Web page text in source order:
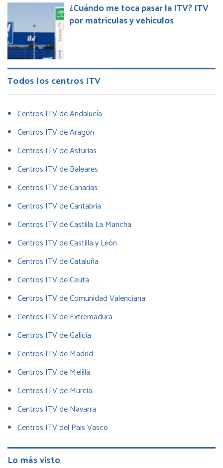
¿Cuándo me toca pasar la ITV? ITV
por matrículas y vehículos
Todos los centros ITV
Centros ITV de Andalucía
Centros ITV de Aragón
Centros ITV de Asturias
Centros ITV de Baleares
Centros ITV de Canarias
Centros ITV de Cantabria
Centros ITV de Castilla La Mancha
Centros ITV de Castilla y León
Centros ITV de Cataluña
Centros ITV de Ceuta
Centros ITV de Comunidad Valenciana
Centros ITV de Extremadura
Centros ITV de Galícia
Centros ITV de Madrid
Centros ITV de Melilla
Centros ITV de Murcia
Centros ITV de Navarra
Centros ITV del Pais Vasco
Lo más visto